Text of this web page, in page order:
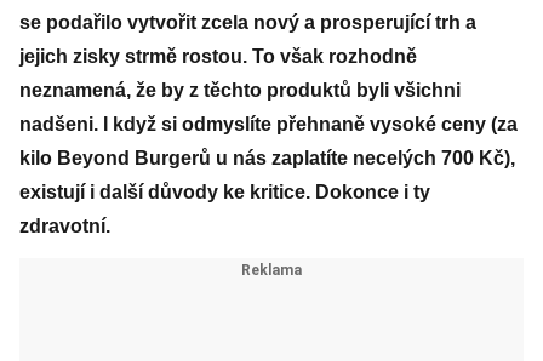
se podařilo vytvořit zcela nový a prosperující trh a
jejich zisky strmě rostou. To však rozhodně
neznamená, že by z těchto produktů byli všichni
nadšeni. I když si odmyslíte přehnaně vysoké ceny (za
kilo Beyond Burgerů u nás zaplatíte necelých 700 Kč),
existují i další důvody ke kritice. Dokonce i ty
zdravotní.